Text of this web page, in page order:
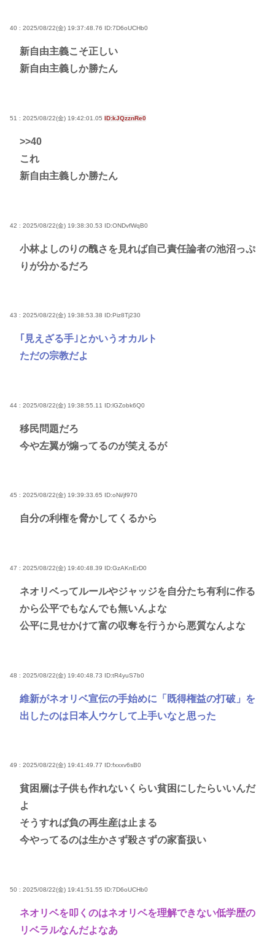
40 : 2025/08/22(金) 19:37:48.76 ID:7D6oUCHb0
新自由主義こそ正しい
新自由主義しか勝たん
51 : 2025/08/22(金) 19:42:01.05 ID:kJQzznRe0
>>40
これ
新自由主義しか勝たん
42 : 2025/08/22(金) 19:38:30.53 ID:ONDvfWqB0
小林よしのりの醜さを見れば自己責任論者の池沼っぷ
りが分かるだろ
43 : 2025/08/22(金) 19:38:53.38 ID:Piz8Tj230
｢見えざる手｣とかいうオカルト
ただの宗教だよ
44 : 2025/08/22(金) 19:38:55.11 ID:lGZobk6Q0
移民問題だろ
今や左翼が煽ってるのが笑えるが
45 : 2025/08/22(金) 19:39:33.65 ID:oNi/jf970
自分の利権を脅かしてくるから
47 : 2025/08/22(金) 19:40:48.39 ID:GzAKnErD0
ネオリベってルールやジャッジを自分たち有利に作る
から公平でもなんでも無いんよな
公平に見せかけて富の収奪を行うから悪質なんよな
48 : 2025/08/22(金) 19:40:48.73 ID:tR4yuS7b0
維新がネオリベ宣伝の手始めに「既得権益の打破」を
出したのは日本人ウケして上手いなと思った
49 : 2025/08/22(金) 19:41:49.77 ID:fxxxv6sB0
貧困層は子供も作れないくらい貧困にしたらいいんだ
よ
そうすれば負の再生産は止まる
今やってるのは生かさず殺さずの家畜扱い
50 : 2025/08/22(金) 19:41:51.55 ID:7D6oUCHb0
ネオリベを叩くのはネオリベを理解できない低学歴の
リベラルなんだよなあ